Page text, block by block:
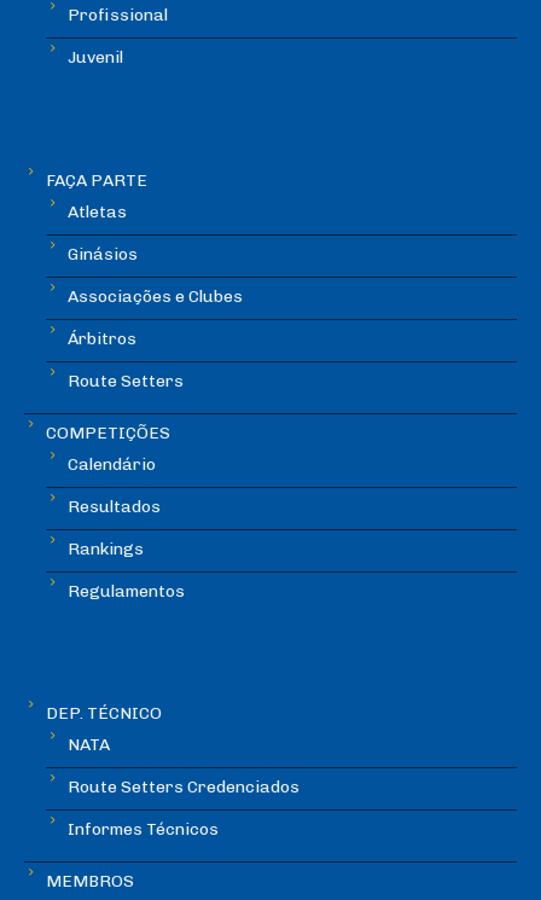
Profissional
Juvenil
FAÇA PARTE
Atletas
Ginásios
Associações e Clubes
Árbitros
Route Setters
COMPETIÇÕES
Calendário
Resultados
Rankings
Regulamentos
DEP. TÉCNICO
NATA
Route Setters Credenciados
Informes Técnicos
MEMBROS